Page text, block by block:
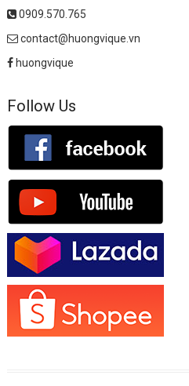
0909.570.765
contact@huongvique.vn
huongvique
Follow Us